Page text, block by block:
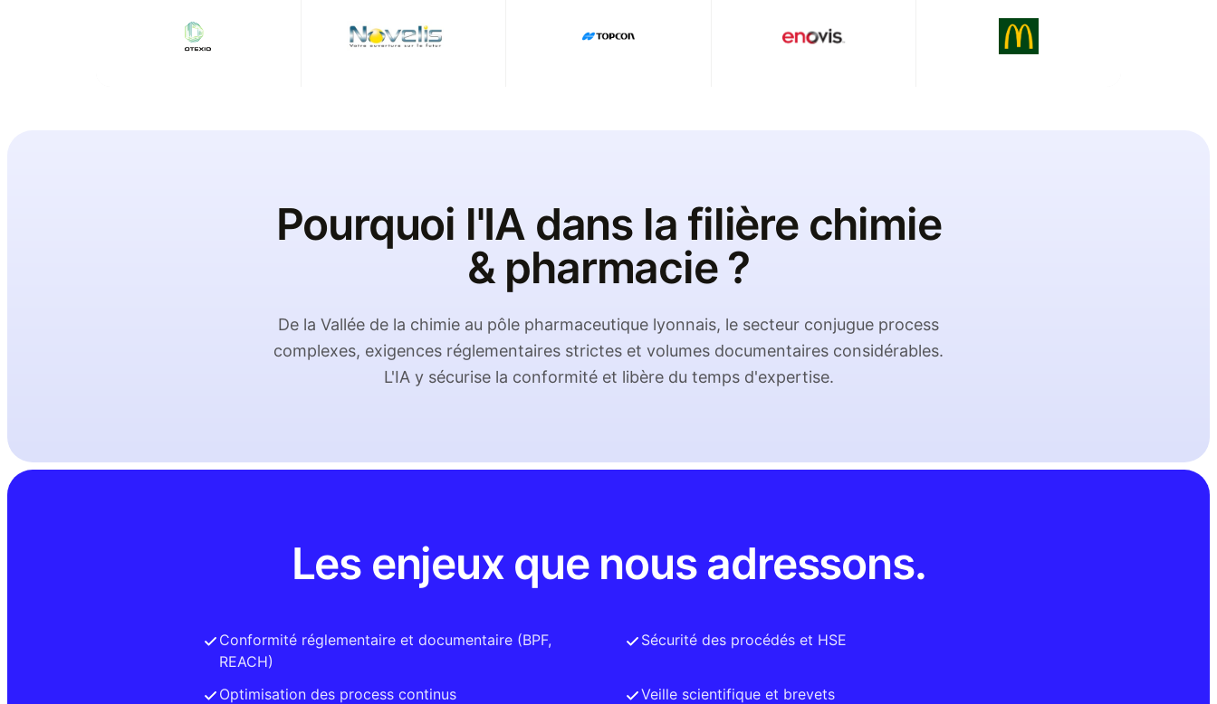
Pourquoi l'IA dans la filière chimie
& pharmacie ?
De la Vallée de la chimie au pôle pharmaceutique lyonnais, le secteur conjugue process
complexes, exigences réglementaires strictes et volumes documentaires considérables.
L'IA y sécurise la conformité et libère du temps d'expertise.
Les enjeux que nous adressons.
Conformité réglementaire et documentaire (BPF,
REACH)
Sécurité des procédés et HSE
Optimisation des process continus Veille scientifique et brevets